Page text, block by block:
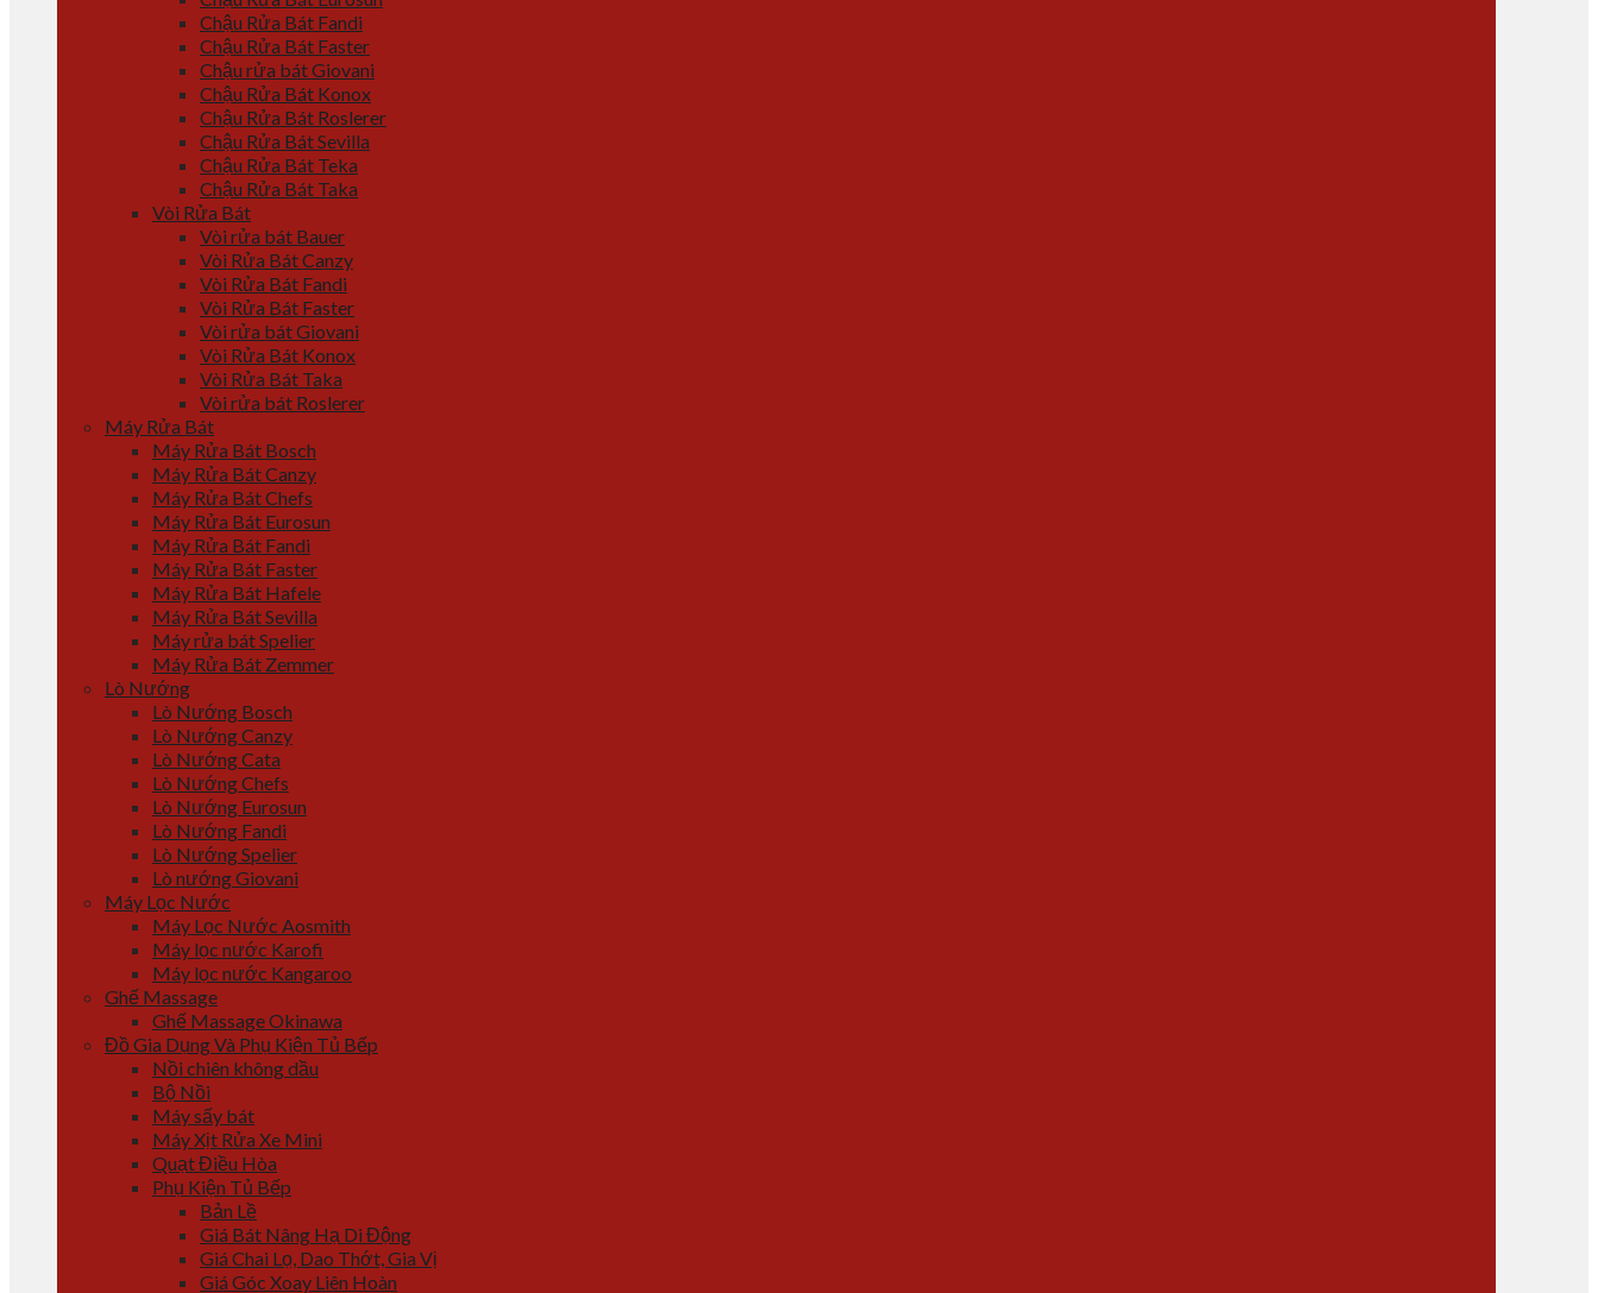
Chậu Rửa Bát Fandi
Chậu Rửa Bát Faster
Chậu rửa bát Giovani
Chậu Rửa Bát Konox
Chậu Rửa Bát Roslerer
Chậu Rửa Bát Sevilla
Chậu Rửa Bát Teka
Chậu Rửa Bát Taka
Vòi Rửa Bát
Vòi rửa bát Bauer
Vòi Rửa Bát Canzy
Vòi Rửa Bát Fandi
Vòi Rửa Bát Faster
Vòi rửa bát Giovani
Vòi Rửa Bát Konox
Vòi Rửa Bát Taka
Vòi rửa bát Roslerer
Máy Rửa Bát
Máy Rửa Bát Bosch
Máy Rửa Bát Canzy
Máy Rửa Bát Chefs
Máy Rửa Bát Eurosun
Máy Rửa Bát Fandi
Máy Rửa Bát Faster
Máy Rửa Bát Hafele
Máy Rửa Bát Sevilla
Máy rửa bát Spelier
Máy Rửa Bát Zemmer
Lò Nướng
Lò Nướng Bosch
Lò Nướng Canzy
Lò Nướng Cata
Lò Nướng Chefs
Lò Nướng Eurosun
Lò Nướng Fandi
Lò Nướng Spelier
Lò nướng Giovani
Máy Lọc Nước
Máy Lọc Nước Aosmith
Máy lọc nước Karofi
Máy lọc nước Kangaroo
Ghế Massage
Ghế Massage Okinawa
Đồ Gia Dụng Và Phụ Kiện Tủ Bếp
Nồi chiên không dầu
Bộ Nồi
Máy sấy bát
Máy Xịt Rửa Xe Mini
Quạt Điều Hòa
Phụ Kiện Tủ Bếp
Bản Lề
Giá Bát Nâng Hạ Di Động
Giá Chai Lọ, Dao Thớt, Gia Vị
Giá Góc Xoay Liên Hoàn